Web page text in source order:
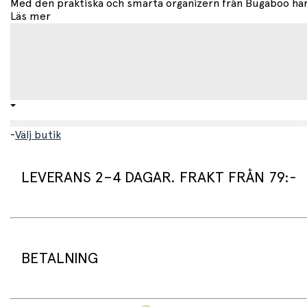
Med den praktiska och smarta organizern från Bugaboo
Läs mer
-Välj butik
LEVERANS 2–4 DAGAR. FRAKT FRÅN 79:-
Standard leveranstid för varor som finns i lager är 2–4 dagar.
Standardfrakt 79 kr gäller för leverans till din dörr.
BETALNING